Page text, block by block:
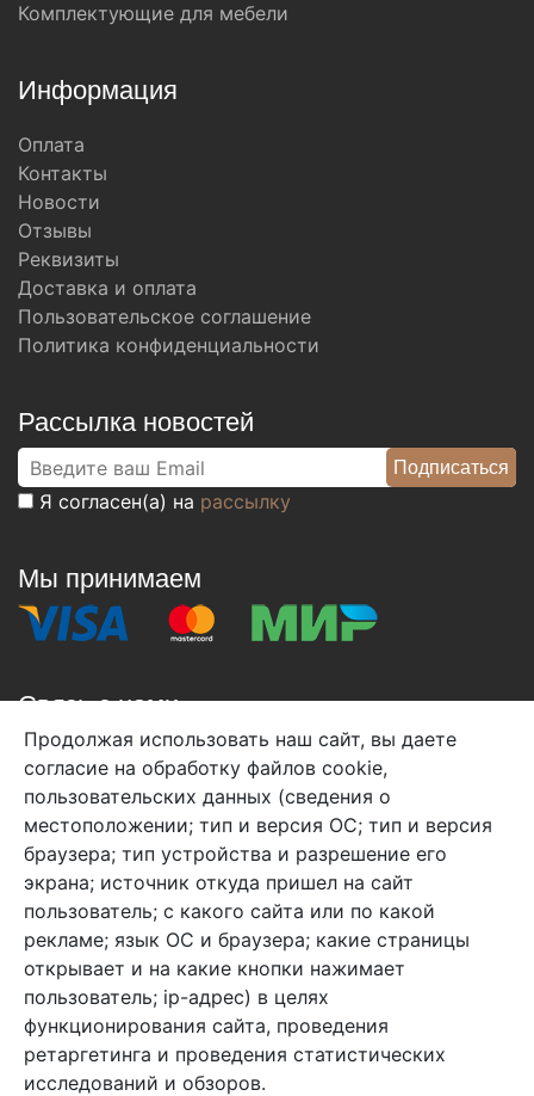
Комплектующие для мебели
Информация
Оплата
Контакты
Новости
Отзывы
Реквизиты
Доставка и оплата
Пользовательское соглашение
Политика конфиденциальности
Рассылка новостей
Я согласен(а) на рассылку
Мы принимаем
Связь с нами
+7 (495) 933-38-08
info@arben-textile.ru- оптовые продажи
Арбен текстиль г. Щелково, пер.
1-й Советский д.25, владение 2.
Мы в соц. сетях
Продолжая использовать наш сайт, вы даете
согласие на обработку файлов cookie,
пользовательских данных (сведения о
местоположении; тип и версия ОС; тип и версия
браузера; тип устройства и разрешение его
экрана; источник откуда пришел на сайт
пользователь; с какого сайта или по какой
рекламе; язык ОС и браузера; какие страницы
открывает и на какие кнопки нажимает
пользователь; ip-адрес) в целях
функционирования сайта, проведения
ретаргетинга и проведения статистических
исследований и обзоров.